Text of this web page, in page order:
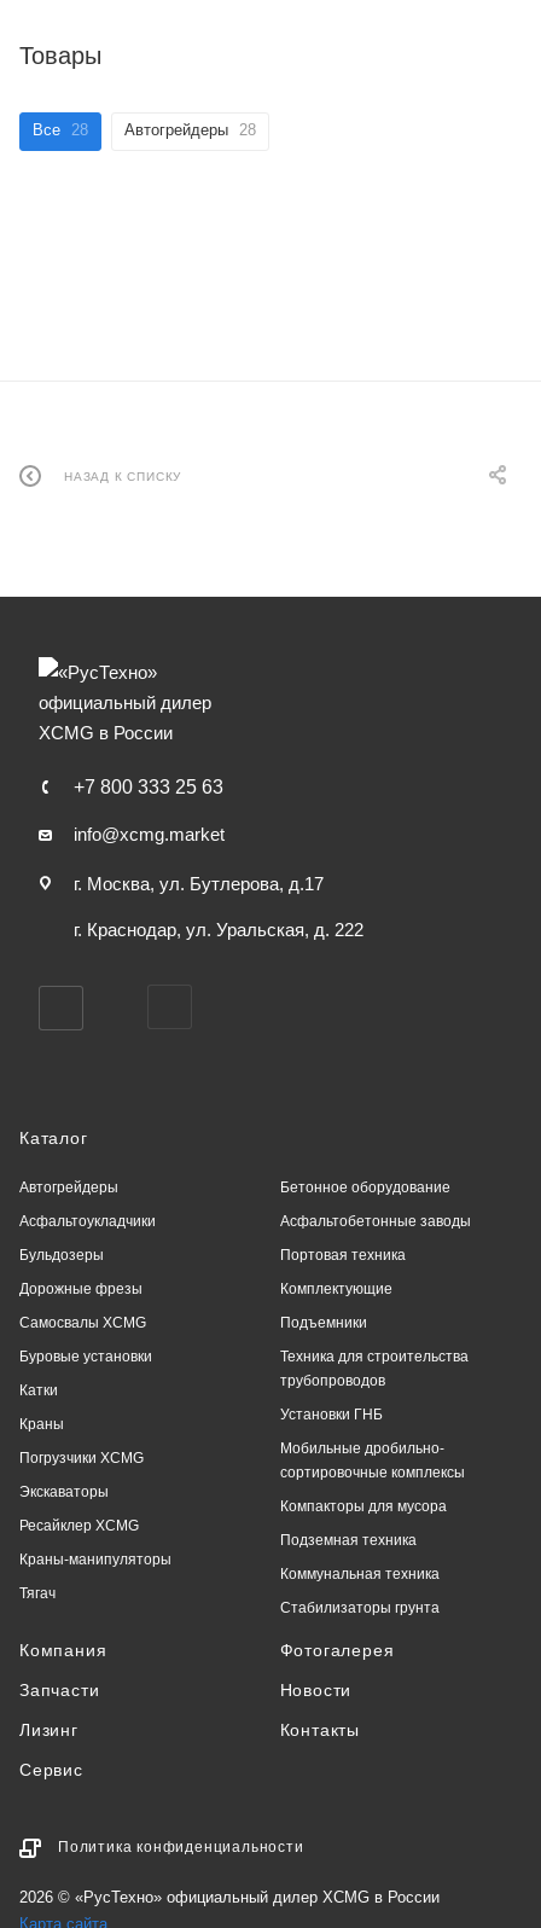
Товары
Все 28 Автогрейдеры 28
НАЗАД К СПИСКУ
+7 800 333 25 63
info@xcmg.market
г. Москва, ул. Бутлерова, д.17
г. Краснодар, ул. Уральская, д. 222
Каталог
Автогрейдеры
Асфальтоукладчики
Бульдозеры
Дорожные фрезы
Самосвалы XCMG
Буровые установки
Катки
Краны
Погрузчики XCMG
Экскаваторы
Ресайклер XCMG
Краны-манипуляторы
Тягач
Бетонное оборудование
Асфальтобетонные заводы
Портовая техника
Комплектующие
Подъемники
Техника для строительства
трубопроводов
Установки ГНБ
Мобильные дробильно-
сортировочные комплексы
Компакторы для мусора
Подземная техника
Коммунальная техника
Стабилизаторы грунта
Компания
Запчасти
Лизинг
Сервис
Фотогалерея
Новости
Контакты
Политика конфиденциальности
2026 © «РусТехно» официальный дилер XCMG в России
Карта сайта